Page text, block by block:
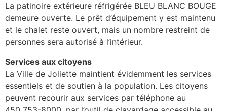
La patinoire extérieure réfrigérée BLEU BLANC BOUGE
demeure ouverte. Le prêt d’équipement y est maintenu
et le chalet reste ouvert, mais un nombre restreint de
personnes sera autorisé à l’intérieur.
Services aux citoyens
La Ville de Joliette maintient évidemment les services
essentiels et de soutien à la population. Les citoyens
peuvent recourir aux services par téléphone au